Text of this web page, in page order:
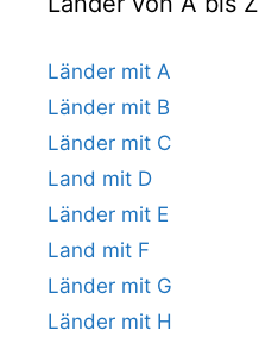
Länder mit A
Länder mit B
Länder mit C
Land mit D
Länder mit E
Land mit F
Länder mit G
Länder mit H